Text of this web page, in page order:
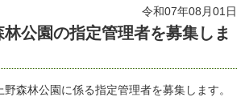
令和07年08月01日
公園の指定管理者を募集しま
森林公園に係る指定管理者を募集します。